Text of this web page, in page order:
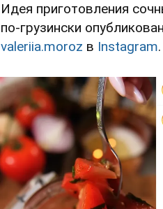
Идея приготовления
по-грузински
valeriia.moroz в Instagram.